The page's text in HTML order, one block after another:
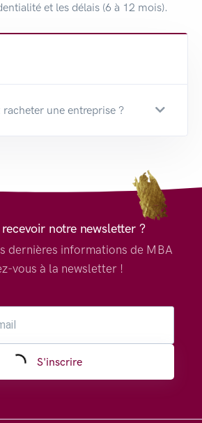
et les délais (6 à 12 mois).
une entreprise ?
notre newsletter ?
dernières informations de MBA
vous à la newsletter !
S'inscrire